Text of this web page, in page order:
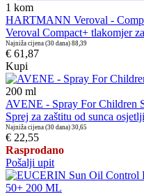
1 kom
HARTMANN Veroval -
Veroval Compact+ tlakomjer
Najniža cijena (30 dana) 88,39
€ 61,87
Kupi
200 ml
AVENE - Spray For Children
Sprej za zaštitu od sunca
Najniža cijena (30 dana) 30,65
€ 22,55
Rasprodano
Pošalji upit